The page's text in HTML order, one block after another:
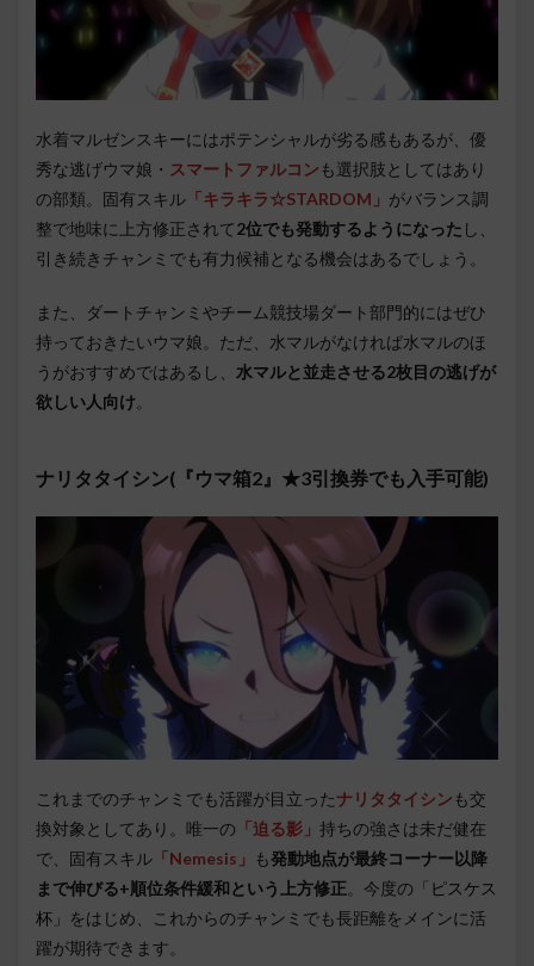
水着マルゼンスキーにはポテンシャルが劣る感もあるが、優
秀な逃げウマ娘・ スマートファルコン も選択肢としてはあり
の部類。固有スキル 「キラキラ☆STARDOM」 がバランス調
整で地味に上方修正されて2位でも発動するようになった し、
引き続きチャンミでも有力候補となる機会はあるでしょう。
また、ダートチャンミやチーム競技場ダート部門的にはぜひ
持っておきたいウマ娘。ただ、水マルがなければ水マルのほ
うがおすすめではあるし、 水マルと並走させる2枚目の逃げが
欲しい人向け。
ナリタタイシン(『ウマ箱2』★3引換券でも入手可能)
これまでのチャンミでも活躍が目立ったナリタタイシン も交
換対象としてあり。唯一の 「迫る影」 持ちの強さは未だ健在
で、固有スキル 「Nemesis」 も発動地点が最終コーナー以降
まで伸びる+順位条件緩和という上方修正。今度の 「ピスケス
杯」 をはじめ、これからのチャンミでも長距離をメインに活
躍が期待できます。